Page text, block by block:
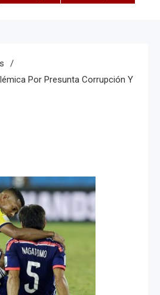
Por Presunta Corrupción Y